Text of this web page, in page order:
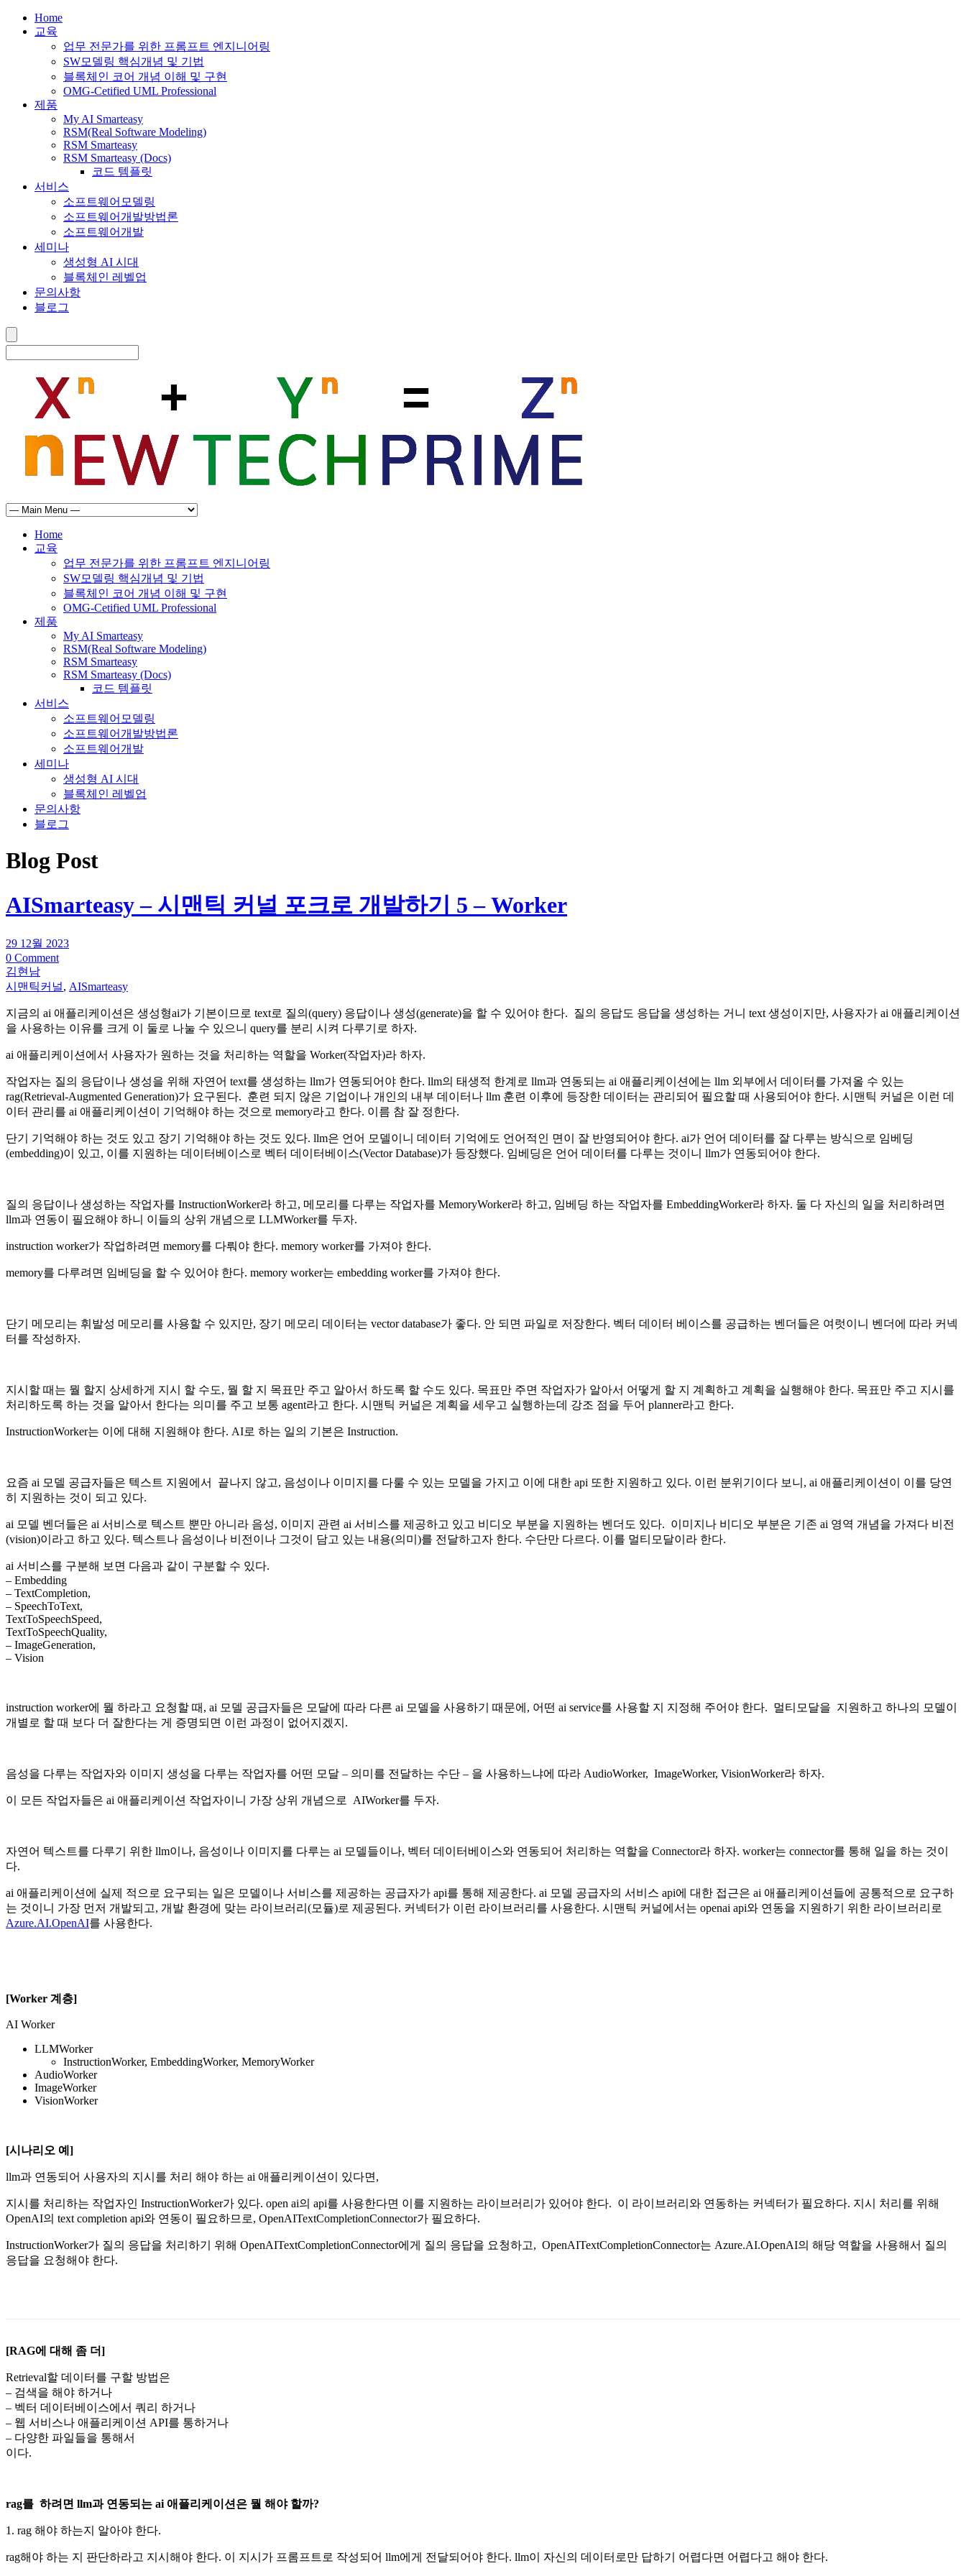
Home
교육
업무 전문가를 위한 프롬프트 엔지니어링
SW모델링 핵심개념 및 기법
블록체인 코어 개념 이해 및 구현
OMG-Cetified UML Professional
제품
My AI Smarteasy
RSM(Real Software Modeling)
RSM Smarteasy
RSM Smarteasy (Docs)
코드 템플릿
서비스
소프트웨어모델링
소프트웨어개발방법론
소프트웨어개발
세미나
생성형 AI 시대
블록체인 레벨업
문의사항
블로그
Home
교육
업무 전문가를 위한 프롬프트 엔지니어링
SW모델링 핵심개념 및 기법
블록체인 코어 개념 이해 및 구현
OMG-Cetified UML Professional
제품
My AI Smarteasy
RSM(Real Software Modeling)
RSM Smarteasy
RSM Smarteasy (Docs)
코드 템플릿
서비스
소프트웨어모델링
소프트웨어개발방법론
소프트웨어개발
세미나
생성형 AI 시대
블록체인 레벨업
문의사항
블로그
Blog Post
AISmarteasy – 시맨틱 커널 포크로 개발하기 5 – Worker
29 12월 2023
0 Comment
김현남
시맨틱커널, AISmarteasy
지금의 ai 애플리케이션은 생성형ai가 기본이므로 text로 질의(query) 응답이나 생성(generate)을 할 수 있어야 한다. 질의 응답도 응답을 생성하는 거니 text 생성이지만, 사용자가 ai 애플리케이션
을 사용하는 이유를 크게 이 둘로 나눌 수 있으니 query를 분리 시켜 다루기로 하자.
ai 애플리케이션에서 사용자가 원하는 것을 처리하는 역할을 Worker(작업자)라 하자.
작업자는 질의 응답이나 생성을 위해 자연어 text를 생성하는 llm가 연동되어야 한다. llm의 태생적 한계로 llm과 연동되는 ai 애플리케이션에는 llm 외부에서 데이터를 가져올 수 있는
rag(Retrieval-Augmented Generation)가 요구된다. 훈련 되지 않은 기업이나 개인의 내부 데이터나 llm 훈련 이후에 등장한 데이터는 관리되어 필요할 때 사용되어야 한다. 시맨틱 커널은 이런 데
이터 관리를 ai 애플리케이션이 기억해야 하는 것으로 memory라고 한다. 이름 참 잘 정한다.
단기 기억해야 하는 것도 있고 장기 기억해야 하는 것도 있다. llm은 언어 모델이니 데이터 기억에도 언어적인 면이 잘 반영되어야 한다. ai가 언어 데이터를 잘 다루는 방식으로 임베딩
(embedding)이 있고, 이를 지원하는 데이터베이스로 벡터 데이터베이스(Vector Database)가 등장했다. 임베딩은 언어 데이터를 다루는 것이니 llm가 연동되어야 한다.
질의 응답이나 생성하는 작업자를 InstructionWorker라 하고, 메모리를 다루는 작업자를 MemoryWorker라 하고, 임베딩 하는 작업자를 EmbeddingWorker라 하자. 둘 다 자신의 일을 처리하려면
llm과 연동이 필요해야 하니 이들의 상위 개념으로 LLMWorker를 두자.
instruction worker가 작업하려면 memory를 다뤄야 한다. memory worker를 가져야 한다.
memory를 다루려면 임베딩을 할 수 있어야 한다. memory worker는 embedding worker를 가져야 한다.
단기 메모리는 휘발성 메모리를 사용할 수 있지만, 장기 메모리 데이터는 vector database가 좋다. 안 되면 파일로 저장한다. 벡터 데이터 베이스를 공급하는 벤더들은 여럿이니 벤더에 따라 커넥
터를 작성하자.
지시할 때는 뭘 할지 상세하게 지시 할 수도, 뭘 할 지 목표만 주고 알아서 하도록 할 수도 있다. 목표만 주면 작업자가 알아서 어떻게 할 지 계획하고 계획을 실행해야 한다. 목표만 주고 지시를
처리하도록 하는 것을 알아서 한다는 의미를 주고 보통 agent라고 한다. 시맨틱 커널은 계획을 세우고 실행하는데 강조 점을 두어 planner라고 한다.
InstructionWorker는 이에 대해 지원해야 한다. AI로 하는 일의 기본은 Instruction.
요즘 ai 모델 공급자들은 텍스트 지원에서 끝나지 않고, 음성이나 이미지를 다룰 수 있는 모델을 가지고 이에 대한 api 또한 지원하고 있다. 이런 분위기이다 보니, ai 애플리케이션이 이를 당연
히 지원하는 것이 되고 있다.
ai 모델 벤더들은 ai 서비스로 텍스트 뿐만 아니라 음성, 이미지 관련 ai 서비스를 제공하고 있고 비디오 부분을 지원하는 벤더도 있다. 이미지나 비디오 부분은 기존 ai 영역 개념을 가져다 비전
(vision)이라고 하고 있다. 텍스트나 음성이나 비전이나 그것이 담고 있는 내용(의미)를 전달하고자 한다. 수단만 다르다. 이를 멀티모달이라 한다.
ai 서비스를 구분해 보면 다음과 같이 구분할 수 있다.
– Embedding
– TextCompletion,
– SpeechToText,
TextToSpeechSpeed,
TextToSpeechQuality,
– ImageGeneration,
– Vision
instruction worker에 뭘 하라고 요청할 때, ai 모델 공급자들은 모달에 따라 다른 ai 모델을 사용하기 때문에, 어떤 ai service를 사용할 지 지정해 주어야 한다. 멀티모달을 지원하고 하나의 모델이
개별로 할 때 보다 더 잘한다는 게 증명되면 이런 과정이 없어지겠지.
음성을 다루는 작업자와 이미지 생성을 다루는 작업자를 어떤 모달 – 의미를 전달하는 수단 – 을 사용하느냐에 따라 AudioWorker, ImageWorker, VisionWorker라 하자.
이 모든 작업자들은 ai 애플리케이션 작업자이니 가장 상위 개념으로 AIWorker를 두자.
자연어 텍스트를 다루기 위한 llm이나, 음성이나 이미지를 다루는 ai 모델들이나, 벡터 데이터베이스와 연동되어 처리하는 역할을 Connector라 하자. worker는 connector를 통해 일을 하는 것이
다.
ai 애플리케이션에 실제 적으로 요구되는 일은 모델이나 서비스를 제공하는 공급자가 api를 통해 제공한다. ai 모델 공급자의 서비스 api에 대한 접근은 ai 애플리케이션들에 공통적으로 요구하
는 것이니 가장 먼저 개발되고, 개발 환경에 맞는 라이브러리(모듈)로 제공된다. 커넥터가 이런 라이브러리를 사용한다. 시맨틱 커널에서는 openai api와 연동을 지원하기 위한 라이브러리로
Azure.AI.OpenAI를 사용한다.
[Worker 계층]
AI Worker
LLMWorker
InstructionWorker, EmbeddingWorker, MemoryWorker
AudioWorker
ImageWorker
VisionWorker
[시나리오 예]
llm과 연동되어 사용자의 지시를 처리 해야 하는 ai 애플리케이션이 있다면,
지시를 처리하는 작업자인 InstructionWorker가 있다. open ai의 api를 사용한다면 이를 지원하는 라이브러리가 있어야 한다. 이 라이브러리와 연동하는 커넥터가 필요하다. 지시 처리를 위해
OpenAI의 text completion api와 연동이 필요하므로, OpenAITextCompletionConnector가 필요하다.
InstructionWorker가 질의 응답을 처리하기 위해 OpenAITextCompletionConnector에게 질의 응답을 요청하고, OpenAITextCompletionConnector는 Azure.AI.OpenAI의 해당 역할을 사용해서 질의
응답을 요청해야 한다.
[RAG에 대해 좀 더]
Retrieval할 데이터를 구할 방법은
– 검색을 해야 하거나
– 벡터 데이터베이스에서 쿼리 하거나
– 웹 서비스나 애플리케이션 API를 통하거나
– 다양한 파일들을 통해서
이다.
rag를 하려면 llm과 연동되는 ai 애플리케이션은 뭘 해야 할까?
1. rag 해야 하는지 알아야 한다.
rag해야 하는 지 판단하라고 지시해야 한다. 이 지시가 프롬프트로 작성되어 llm에게 전달되어야 한다. llm이 자신의 데이터로만 답하기 어렵다면 어렵다고 해야 한다.